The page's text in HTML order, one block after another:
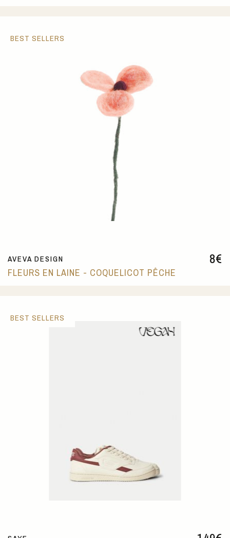
8€
AVEVA DESIGN
FLEURS EN LAINE - COQUELICOT PÊCHE
BEST SELLERS
BEST SELLERS